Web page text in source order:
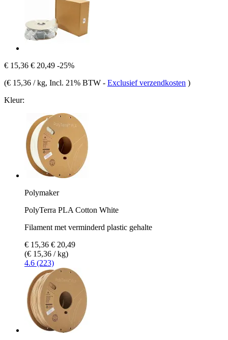
€ 15,36 € 20,49 -25%
(€ 15,36 / kg, Incl. 21% BTW - Exclusief verzendkosten )
Kleur:
Polymaker
PolyTerra PLA Cotton White
Filament met verminderd plastic gehalte
€ 15,36 € 20,49
(€ 15,36 / kg)
4.6 (223)